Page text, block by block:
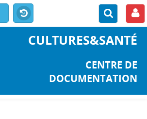
CULTURES&SANTÉ
CENTRE DE
DOCUMENTATION